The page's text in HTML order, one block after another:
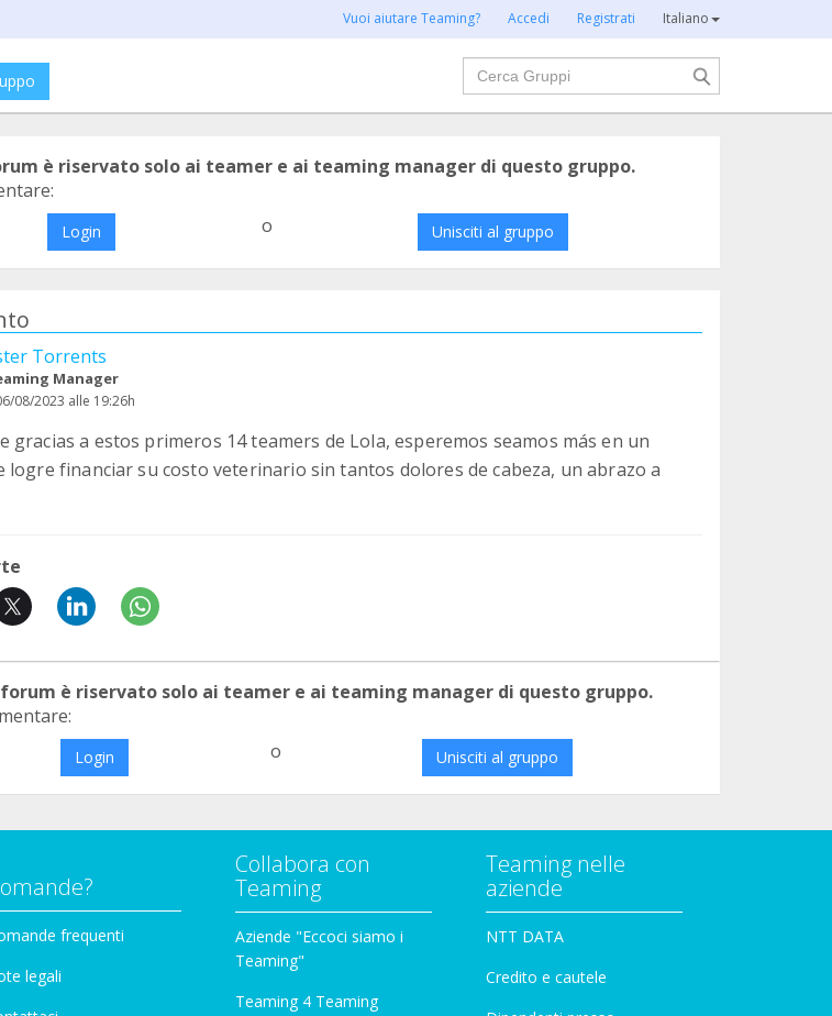
Vuoi aiutare Teaming? Accedi Registrati Italiano
Cerca
è riservato solo ai teamer e ai teaming manager di questo gruppo.
Login o Unisciti al gruppo
Torrents
Manager
08/2023 alle 19:26h
gracias a estos primeros 14 teamers de Lola, esperemos seamos más en un
logre financiar su costo veterinario sin tantos dolores de cabeza, un abrazo a
è riservato solo ai teamer e ai teaming manager di questo gruppo.
Login o Unisciti al gruppo
frequenti
legali
Collabora con
Teaming
Aziende "Eccoci siamo i
Teaming"
Teaming 4 Teaming
Teaming nelle
aziende
NTT DATA
Credito e cautele